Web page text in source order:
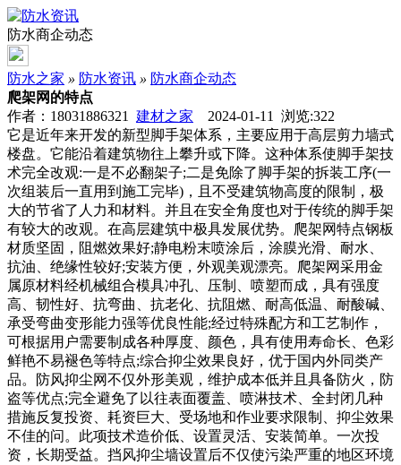
防水商企动态
防水之家 » 防水资讯 » 防水商企动态
爬架网的特点
作者：18031886321 建材之家 2024-01-11 浏览:322
它是近年来开发的新型脚手架体系，主要应用于高层剪力墙式
楼盘。它能沿着建筑物往上攀升或下降。这种体系使脚手架技
术完全改观:一是不必翻架子;二是免除了脚手架的拆装工序(一
次组装后一直用到施工完毕)，且不受建筑物高度的限制，极
大的节省了人力和材料。并且在安全角度也对于传统的脚手架
有较大的改观。在高层建筑中极具发展优势。爬架网特点钢板
材质坚固，阻燃效果好;静电粉末喷涂后，涂膜光滑、耐水、
抗油、绝缘性较好;安装方便，外观美观漂亮。爬架网采用金
属原材料经机械组合模具冲孔、压制、喷塑而成，具有强度
高、韧性好、抗弯曲、抗老化、抗阻燃、耐高低温、耐酸碱、
承受弯曲变形能力强等优良性能;经过特殊配方和工艺制作，
可根据用户需要制成各种厚度、颜色，具有使用寿命长、色彩
鲜艳不易褪色等特点;综合抑尘效果良好，优于国内外同类产
品。防风抑尘网不仅外形美观，维护成本低并且具备防火，防
盗等优点;完全避免了以往表面覆盖、喷淋技术、全封闭几种
措施反复投资、耗资巨大、受场地和作业要求限制、抑尘效果
不佳的问。此项技术造价低、设置灵活、安装简单。一次投
资，长期受益。挡风抑尘墙设置后不仅使污染严重的地区环境